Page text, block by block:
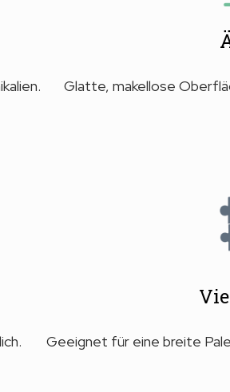
Glatte, makellose
Geeignet für eine breite